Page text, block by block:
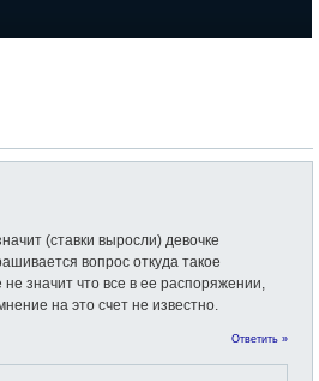
(ставки выросли) девочке
вопрос откуда такое
значит что все в ее распоряжении,
на это счет не известно.
Ответить »